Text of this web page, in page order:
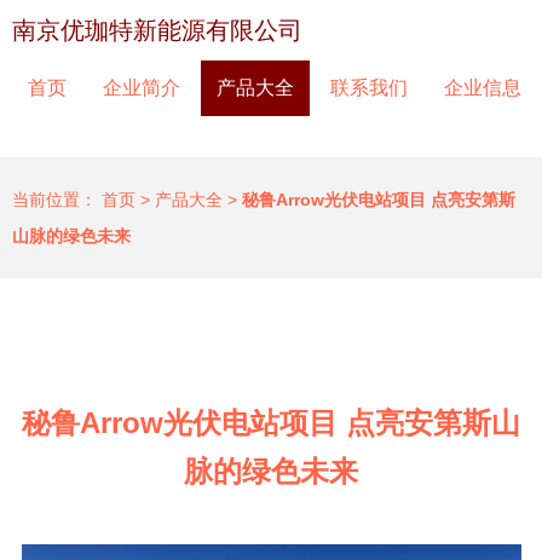
南京优珈特新能源有限公司
首页 企业简介 产品大全 联系我们 企业信息
当前位置： 首页 > 产品大全 > 秘鲁Arrow光伏电站项目 点亮安第斯
山脉的绿色未来
秘鲁Arrow光伏电站项目 点亮安第斯山
脉的绿色未来